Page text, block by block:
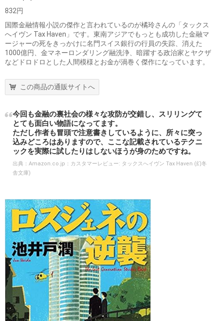
832円
国際金融情報小説の傑作と言われているのが橘玲さんの「タックス
へイヴン Tax Haven」です。東南アジアでもっとも成功した金融マ
ージャーの死をきっかけに名門スイス銀行の行員の失踪、消えた
1000億円、金マネーロンダリング融洗浄、暗躍する政治家とヤクザ
などドロドロとした人間模様とお金が渦巻く傑作になっています。
この商品の通販サイトへ
今回も金融の裏社会の様々な攻防が交錯し、スリリングて
とても面白い物語になってます。
ただし作者も冒頭で注意書きしているように、所々に突っ
込みどころはありますので、ここな記載されているテクニ
ックを実際に試したりはしないほうが身のためですね。
出典： Amazon.co.jp：カスタマーレビュー: タックスへイヴン Tax Haven (幻冬
舎文庫)